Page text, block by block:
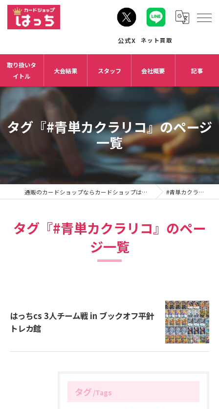
取り扱いタ
イトル
大会結果 スタッフ 会社概要 記事
タグ『#青単カクラリコ』のページ
一覧
通販のカードショップならカードショップはっち #青単カクラリコ
タグ『#青単カクラリコ』のペー
ジ一覧
はっちcs 3人チーム戦 in ブックオフ平針
トレカ館
タグ Tags